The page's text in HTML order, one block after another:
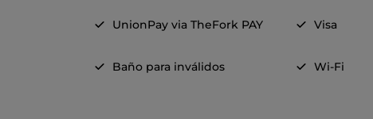
UnionPay via TheFork PAY Visa
Baño para inválidos Wi-Fi